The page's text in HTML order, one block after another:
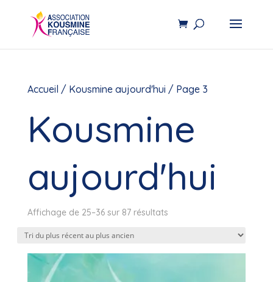
Accueil / Kousmine aujourd'hui / Page 3
Kousmine
aujourd'hui
Affichage de 25–36 sur 87 résultatsTrié